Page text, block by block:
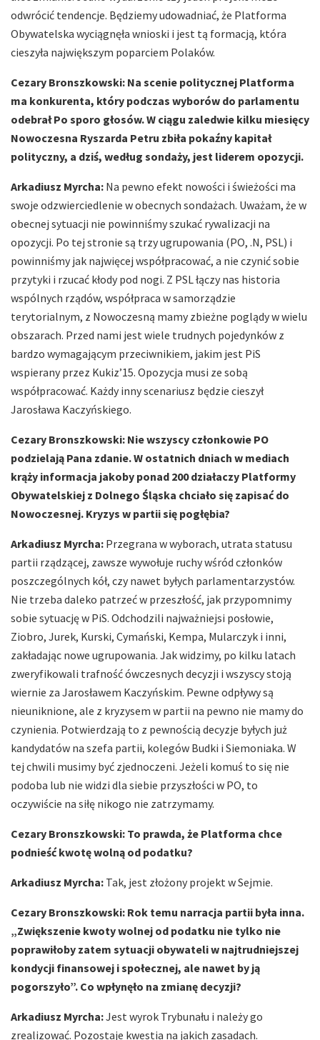
odwrócić tendencje. Będziemy udowadniać, że Platforma
Obywatelska wyciągnęła wnioski i jest tą formacją, która
cieszyła największym poparciem Polaków.
Cezary Bronszkowski: Na scenie politycznej Platforma
ma konkurenta, który podczas wyborów do parlamentu
odebrał Po sporo głosów. W ciągu zaledwie kilku miesięcy
Nowoczesna Ryszarda Petru zbiła pokaźny kapitał
polityczny, a dziś, według sondaży, jest liderem opozycji.
Arkadiusz Myrcha: Na pewno efekt nowości i świeżości ma
swoje odzwierciedlenie w obecnych sondażach. Uważam, że w
obecnej sytuacji nie powinniśmy szukać rywalizacji na
opozycji. Po tej stronie są trzy ugrupowania (PO, .N, PSL) i
powinniśmy jak najwięcej współpracować, a nie czynić sobie
przytyki i rzucać kłody pod nogi. Z PSL łączy nas historia
wspólnych rządów, współpraca w samorządzie
terytorialnym, z Nowoczesną mamy zbieżne poglądy w wielu
obszarach. Przed nami jest wiele trudnych pojedynków z
bardzo wymagającym przeciwnikiem, jakim jest PiS
wspierany przez Kukiz’15. Opozycja musi ze sobą
współpracować. Każdy inny scenariusz będzie cieszył
Jarosława Kaczyńskiego.
Cezary Bronszkowski: Nie wszyscy członkowie PO
podzielają Pana zdanie. W ostatnich dniach w mediach
krąży informacja jakoby ponad 200 działaczy Platformy
Obywatelskiej z Dolnego Śląska chciało się zapisać do
Nowoczesnej. Kryzys w partii się pogłębia?
Arkadiusz Myrcha: Przegrana w wyborach, utrata statusu
partii rządzącej, zawsze wywołuje ruchy wśród członków
poszczególnych kół, czy nawet byłych parlamentarzystów.
Nie trzeba daleko patrzeć w przeszłość, jak przypomnimy
sobie sytuację w PiS. Odchodzili najważniejsi posłowie,
Ziobro, Jurek, Kurski, Cymański, Kempa, Mularczyk i inni,
zakładając nowe ugrupowania. Jak widzimy, po kilku latach
zweryfikowali trafność ówczesnych decyzji i wszyscy stoją
wiernie za Jarosławem Kaczyńskim. Pewne odpływy są
nieuniknione, ale z kryzysem w partii na pewno nie mamy do
czynienia. Potwierdzają to z pewnością decyzje byłych już
kandydatów na szefa partii, kolegów Budki i Siemoniaka. W
tej chwili musimy być zjednoczeni. Jeżeli komuś to się nie
podoba lub nie widzi dla siebie przyszłości w PO, to
oczywiście na siłę nikogo nie zatrzymamy.
Cezary Bronszkowski: To prawda, że Platforma chce
podnieść kwotę wolną od podatku?
Arkadiusz Myrcha: Tak, jest złożony projekt w Sejmie.
Cezary Bronszkowski: Rok temu narracja partii była inna.
„Zwiększenie kwoty wolnej od podatku nie tylko nie
poprawiłoby zatem sytuacji obywateli w najtrudniejszej
kondycji finansowej i społecznej, ale nawet by ją
pogorszyło”. Co wpłynęło na zmianę decyzji?
Arkadiusz Myrcha:Jest wyrok Trybunału i należy go
zrealizować. Pozostaje kwestia na jakich zasadach.